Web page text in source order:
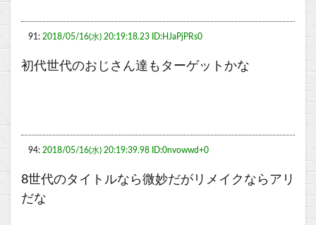
91: 2018/05/16(水) 20:19:18.23 ID:HJaPjPRs0
初代世代のおじさん達もターゲットかな
94: 2018/05/16(水) 20:19:39.98 ID:0nvowwd+0
8世代のタイトルなら微妙だがリメイクならアリ
だな